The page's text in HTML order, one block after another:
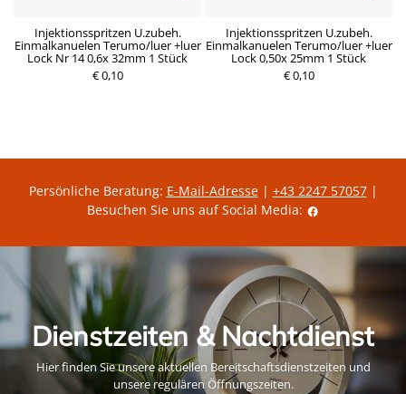
Injektionsspritzen U.zubeh.
Einmalkanuelen Terumo/luer +luer
Lock Nr 14 0,6x 32mm 1 Stück
€ 0,10
Injektionsspritzen U.zubeh.
Einmalkanuelen Terumo/luer +luer
Lock 0,50x 25mm 1 Stück
€ 0,10
P
Persönliche Beratung: E-Mail-Adresse| +43 2247 57057|
Besuchen Sie uns auf Social Media:
Dienstzeiten & Nachtdienst
Hier finden Sie unsere aktuellen Bereitschaftsdienstzeiten und
unsere regulären Öffnungszeiten.